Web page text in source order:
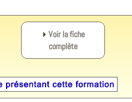
Voir la fiche
complète